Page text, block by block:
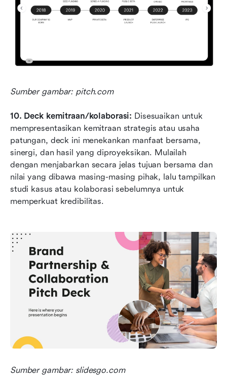
Sumber gambar: pitch.com
10. Deck kemitraan/kolaborasi: Disesuaikan untuk
mempresentasikan kemitraan strategis atau usaha
patungan, deck ini menekankan manfaat bersama,
sinergi, dan hasil yang diproyeksikan. Mulailah
dengan menjabarkan secara jelas tujuan bersama dan
nilai yang dibawa masing-masing pihak, lalu tampilkan
studi kasus atau kolaborasi sebelumnya untuk
memperkuat kredibilitas.
Sumber gambar: slidesgo.com